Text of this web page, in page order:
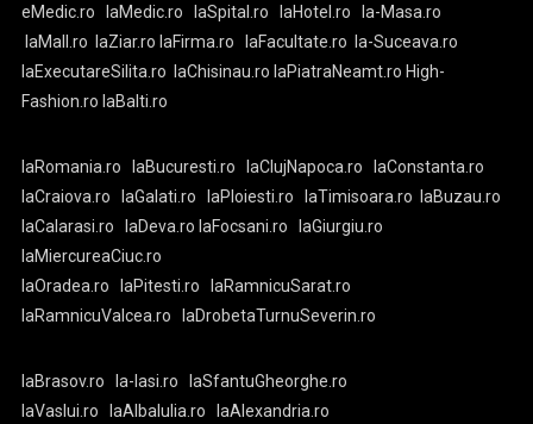
eMedic.ro laMedic.ro laSpital.ro laHotel.ro
la-Masa.ro
laMall.ro
laZiar.ro laFirma.ro laFacultate.ro
la-Suceava.ro
laExecutareSilita.ro
laChisinau.ro laPiatraNeamt.ro High-
Fashion.ro laBalti.ro
laRomania.ro laBucuresti.ro laClujNapoca.ro
laConstanta.ro
laCraiova.ro
laGalati.ro laPloiesti.ro laTimisoara.ro
laBuzau.ro
laCalarasi.ro
laDeva.ro laFocsani.ro
laGiurgiu.ro
laMiercureaCiuc.ro
laOradea.ro
laPitesti.ro
laRamnicuSarat.ro
laRamnicuValcea.ro
laDrobetaTurnuSeverin.ro
laBrasov.ro la-Iasi.ro
laSfantuGheorghe.ro
laVaslui.ro
laAlbaIulia.ro laAlexandria.ro